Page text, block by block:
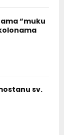
“muku
sv.